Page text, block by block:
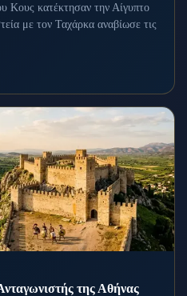
Κους κατέκτησαν την Αίγυπτο
με τον Ταχάρκα αναβίωσε τις
της Αθήνας